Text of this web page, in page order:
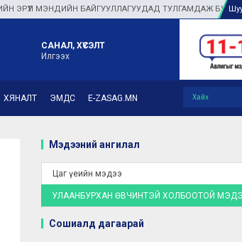
МЭНДИЙН БАЙГУУЛЛАГУУДАД ТУЛГАМДАЖ БУЙ
САНАЛ, ХҮСЭЛТ
Илгээх
ХЯНАЛТ ЭМДС E-ZASAG.MN
Мэдээний ангилал
Цаг үеийн мэдээ
УЛААНБУРХАН ӨВЧИНТЭЙ ХОЛБООТОЙ
Сошиалд дагаарай